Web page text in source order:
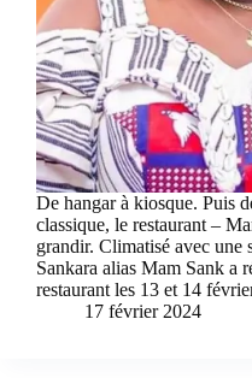
De hangar à kiosque. Puis
classique, le restaurant –
grandir. Climatisé avec une
Sankara alias Mam Sank a
restaurant les 13 et 14
17 février 2024